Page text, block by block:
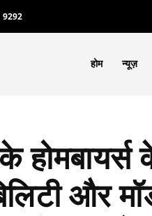
9292
होम न्यूज़
और